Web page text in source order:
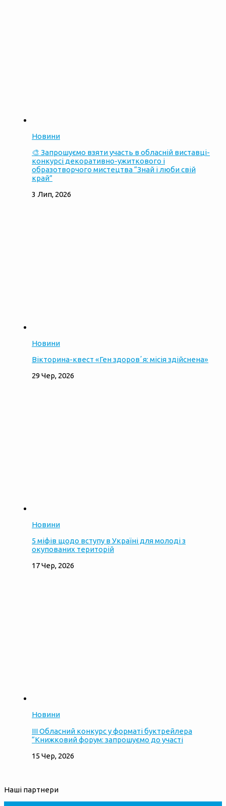
Новини
🎨 Запрошуємо взяти участь в обласній виставці-
конкурсі декоративно-ужиткового і
образотворчого мистецтва “Знай і люби свій
край”
3 Лип, 2026
Новини
Вікторина-квест «Ген здоровʼя: місія здійснена»
29 Чер, 2026
Новини
5 міфів щодо вступу в Україні для молоді з
окупованих територій
17 Чер, 2026
Новини
ІІІ Обласний конкурс у форматі буктрейлера
“Книжковий форум: запрошуємо до участі
15 Чер, 2026
Наші партнери